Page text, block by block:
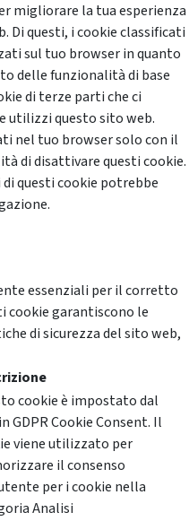
migliorare la tua esperienza
Di questi, i cookie classificati
sul tuo browser in quanto
delle funzionalità di base
di terze parti che ci
utilizzi questo sito web.
nel tuo browser solo con il
di disattivare questi cookie.
questi cookie potrebbe
essenziali per il corretto
cookie garantiscono le
di sicurezza del sito web,
cookie è impostato dal
GDPR Cookie Consent. Il
viene utilizzato per
il consenso
per i cookie nella
Analisi